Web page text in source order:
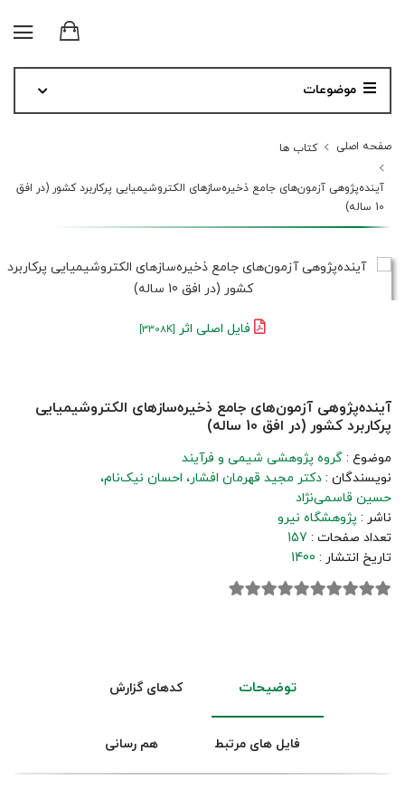
موضوعات
صفحه اصلی کتاب ها
آینده‌پژوهی آزمون‌های جامع ذخیره‌سازهای الکتروشیمیایی پرکاربرد کشور (در افق
10 ساله)
فایل اصلی اثر [3308K]
آینده‌پژوهی آزمون‌های جامع ذخیره‌سازهای الکتروشیمیایی
پرکاربرد کشور (در افق 10 ساله)
موضوع : گروه پژوهشی شیمی و فرآیند
نویسندگان : دکتر مجید قهرمان افشار احسان نیک‌نام
حسین قاسمی‌نژاد
ناشر : پژوهشگاه نیرو
تعداد صفحات : 157
تاریخ انتشار : 1400
توضیحات کدهای گزارش
فایل های مرتبط هم رسانی